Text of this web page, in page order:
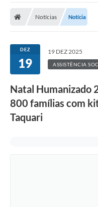
Notícias Notícia
DEZ
19
19 DEZ 2025
ASSISTÊNCIA
Natal Humanizado
800 famílias com
Taquari